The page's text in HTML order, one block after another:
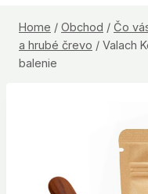
Home / Obchod / Čo
a hrubé črevo / Valach
balenie